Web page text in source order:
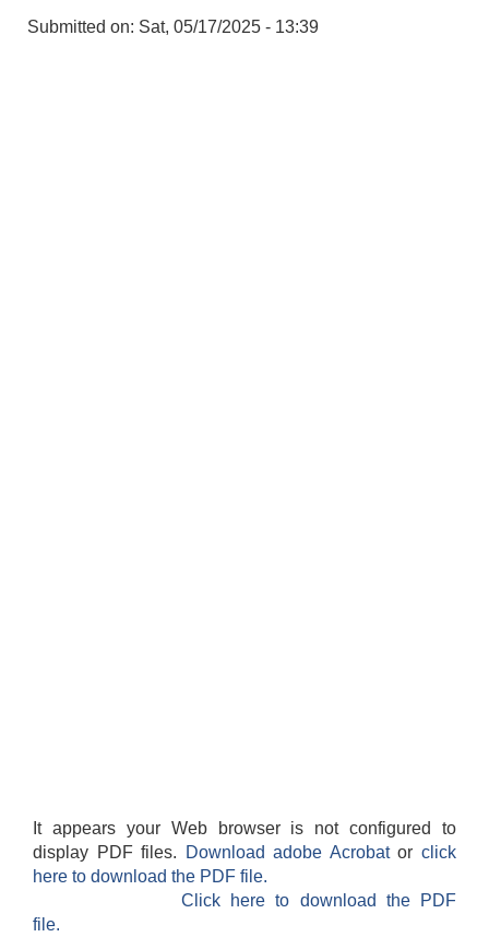
Submitted on: Sat, 05/17/2025 - 13:39
It appears your Web browser is not configured to
display PDF files.
Download adobe Acrobatorclick
here to download the PDF file.
Click here to download the PDF
file.